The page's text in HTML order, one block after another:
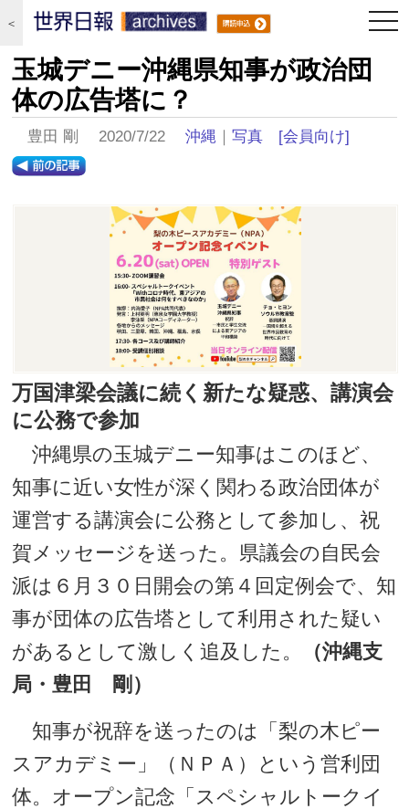
＜
玉城デニー沖縄県知事が政治団
体の広告塔に？
豊田 剛 2020/7/22沖縄 ｜写真 [会員向け]
万国津梁会議に続く新たな疑惑、講演会
に公務で参加
沖縄県の玉城デニー知事はこのほど、
知事に近い女性が深く関わる政治団体が
運営する講演会に公務として参加し、祝
賀メッセージを送った。県議会の自民会
派は６月３０日開会の第４回定例会で、知
事が団体の広告塔として利用された疑い
があるとして激しく追及した。
（沖縄支
局・豊田 剛）
知事が祝辞を送ったのは「梨の木ピー
スアカデミー」（ＮＰＡ）という営利団
体。オープン記念「スペシャルトークイ